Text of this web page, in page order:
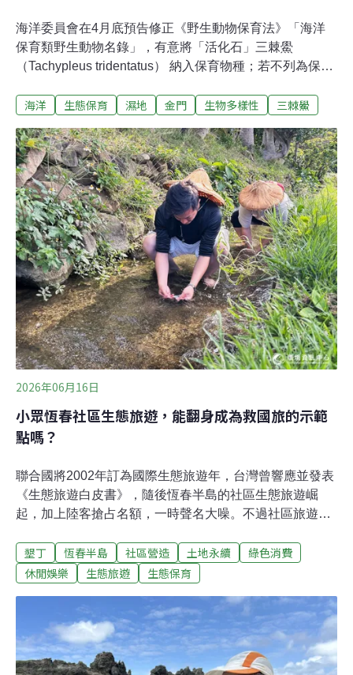
海洋委員會在4月底預告修正《野生動物保育法》「海洋
保育類野生動物名錄」，有意將「活化石」三棘鱟
（Tachypleus tridentatus） 納入保育物種；若不列為保育
修正的諮詢期將在6月23日截止，海委會海洋保育署在金
棘鱟研究計畫的中山大學稱，過去社會一直認為本島的三
棘鱟「幾乎滅絕」，但研究人員跑完全台漁港，力證本島
西海岸是三棘鱟的穩定存續核心棲地。香山、好美寮國家
級重要濕地發現稚鱟
海洋 生態保育 濕地 金門 生物多樣性 三棘鱟
2026年06月16日
小眾恆春社區生態旅遊，能翻身成為救國旅的示範
點嗎？
聯合國將2002年訂為國際生態旅遊年，台灣曾響應並發表
《生態旅遊白皮書》，隨後恆春半島的社區生態旅遊崛
起，加上陸客搶占名額，一時聲名大噪。不過社區旅遊仍
小高峰時的營收，總共也不超過3000萬元。近年更因墾丁
大街、海灘管理屢遭負評，整個恆春半島的社區旅遊連帶
部門，探問社區生態旅遊光環漸褪背後更深層次的政策原
因——國家沒有長期投放資源發展社區生態旅遊；公部門
行銷推廣權責不清；更因法規限制不能自行跨區串連賣遊
程，這些人口老化的社區，只能單打獨鬥。當永續生態旅
墾丁 恆春半島 社區營造 土地永續
綠色消費
休閒娛樂
生態旅遊 生態保育